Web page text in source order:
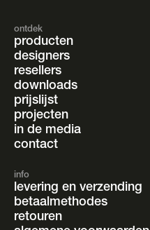
ontdek
producten
designers
resellers
downloads
prijslijst
projecten
in de media
contact
info
levering en verzending
betaalmethodes
retouren